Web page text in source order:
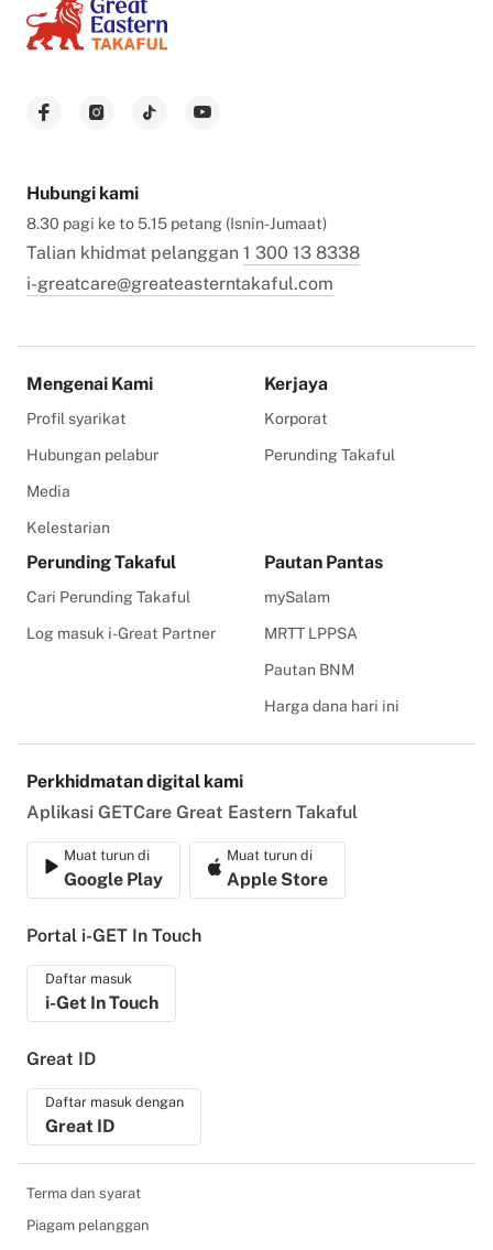
Hubungi kami
8.30 pagi ke to 5.15 petang (Isnin-Jumaat)
Talian khidmat pelanggan 1 300 13 8338
i-greatcare@greateasterntakaful.com
Mengenai Kami
Profil syarikat
Hubungan pelabur
Media
Kelestarian
Kerjaya
Korporat
Perunding Takaful
Perunding Takaful
Cari Perunding Takaful
Log masuk i-Great Partner
Pautan Pantas
mySalam
MRTT LPPSA
Pautan BNM
Harga dana hari ini
Perkhidmatan digital kami
Aplikasi GETCare Great Eastern Takaful
Muat turun di
Google Play
Muat turun di
Apple Store
Portal i-GET In Touch
Daftar masuk
i-Get In Touch
Great ID
Daftar masuk dengan
Great ID
Terma dan syarat
Piagam pelanggan